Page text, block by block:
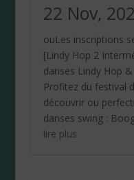
22 Nov,
ouLes inscriptions
[Lindy Hop 2
danses Lindy Hop
Profitez du festival
découvrir ou
danses swing :
lire plus